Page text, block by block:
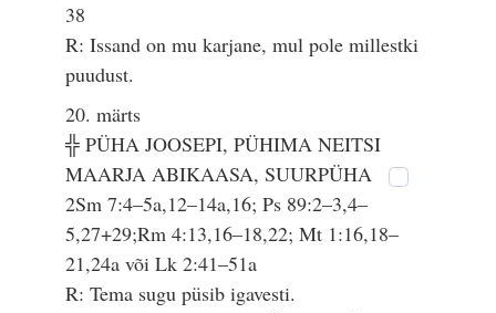
38
R: Issand on mu karjane, mul pole millestki
puudust.
20. märts
╬ PÜHA JOOSEPI, PÜHIMA NEITSI
MAARJA ABIKAASA, SUURPÜHA
2Sm 7:4–5a,12–14a,16; Ps 89:2–3,4–
5,27+29;Rm 4:13,16–18,22; Mt 1:16,18–
21,24a või Lk 2:41–51a
R: Tema sugu püsib igavesti.